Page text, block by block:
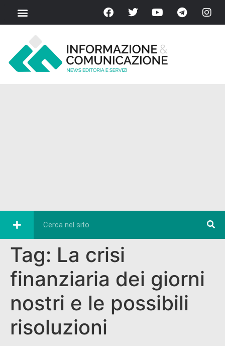
Tag: La crisi
finanziaria dei giorni
nostri e le possibili
risoluzioni